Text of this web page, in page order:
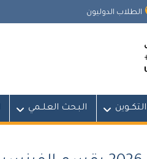
الطلاب الدوليون
التكــوين البـحث العلــمي